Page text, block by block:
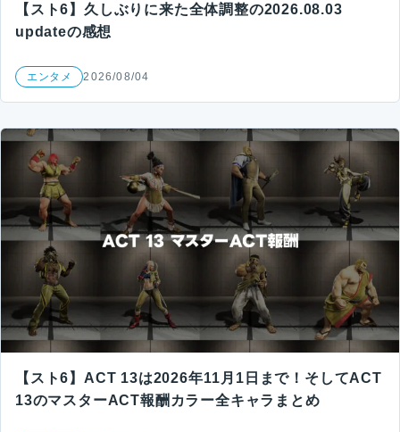
【スト6】久しぶりに来た全体調整の2026.08.03
updateの感想
エンタメ 2026/08/04
【スト6】ACT 13は2026年11月1日まで！そしてACT
13のマスターACT報酬カラー全キャラまとめ